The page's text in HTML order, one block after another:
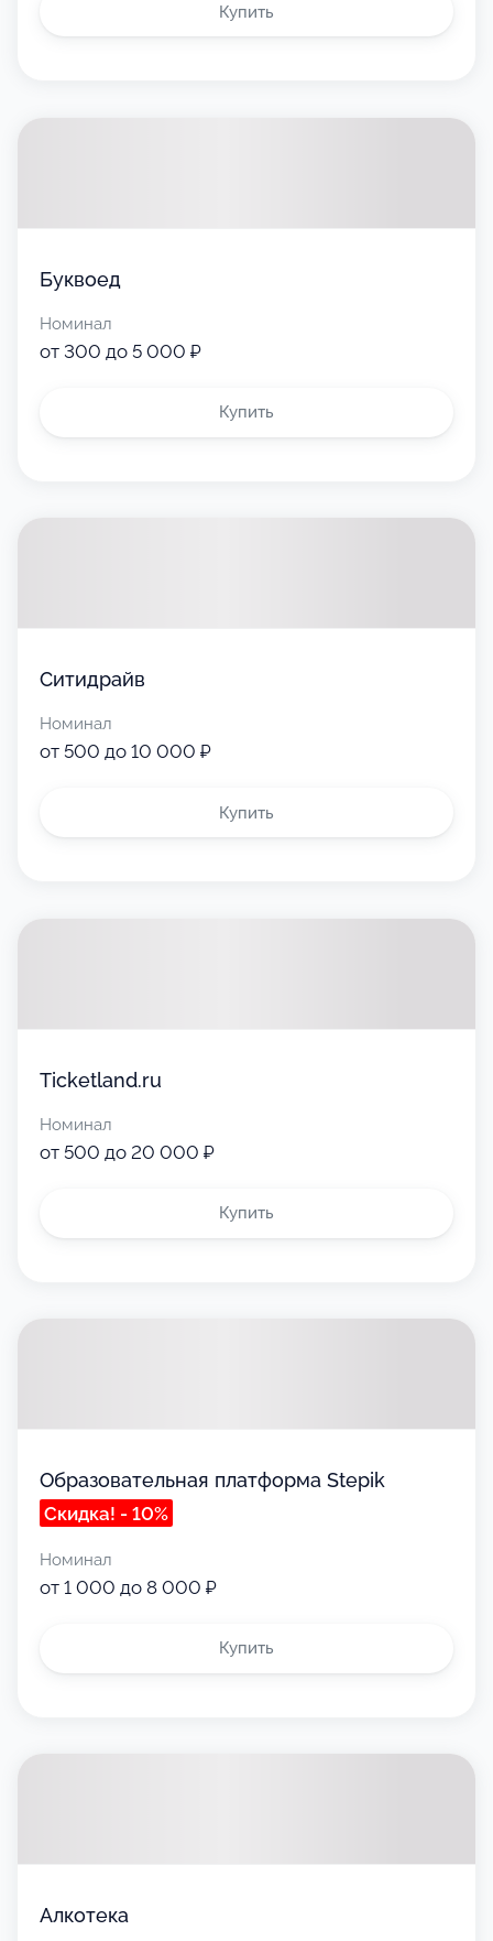
Купить
Буквоед
Номинал
от 300 до 5 000 ₽
Купить
Ситидрайв
Номинал
от 500 до 10 000 ₽
Купить
Ticketland.ru
Номинал
от 500 до 20 000 ₽
Купить
Образовательная платформа Stepik
Скидка! - 10%
Номинал
от 1 000 до 8 000 ₽
Купить
Алкотека